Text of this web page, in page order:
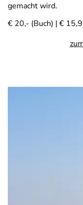
gemacht wird.
€ 20,- (Buch) | €